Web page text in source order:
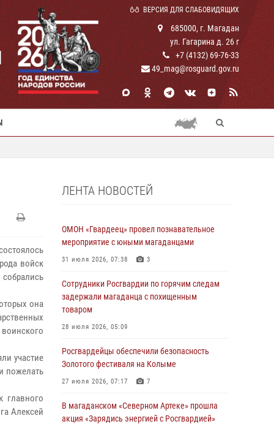
ВЕРСИЯ ДЛЯ СЛАБОВИДЯЩИХ
685000, г. Магадан
ул. Гагарина д. 26 г
+7 (4132) 69-76-33
49_mag@rosguard.gov.ru
войск
она
участие
пожелать
главного
Алексей
ЛЕНТА НОВОСТЕЙ
ОМОН «Гвардеец» провел познавательное
мероприятие с юными магаданцами
31 июля 2026, 07:38 3
Сотрудники Росгвардии по горячим следам
задержали магаданца с похищенным
товаром
28 июля 2026, 05:09
Росгвардейцы обеспечили безопасность
Золотого фестиваля на Колыме
27 июля 2026, 07:17 7
В магаданском «Северном Артеке» прошла
акция «Зарядись энергией с Росгвардией»